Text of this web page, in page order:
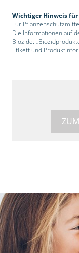
Wichtiger Hinweis
Für
Die Informationen auf
Biozide:
Etikett und